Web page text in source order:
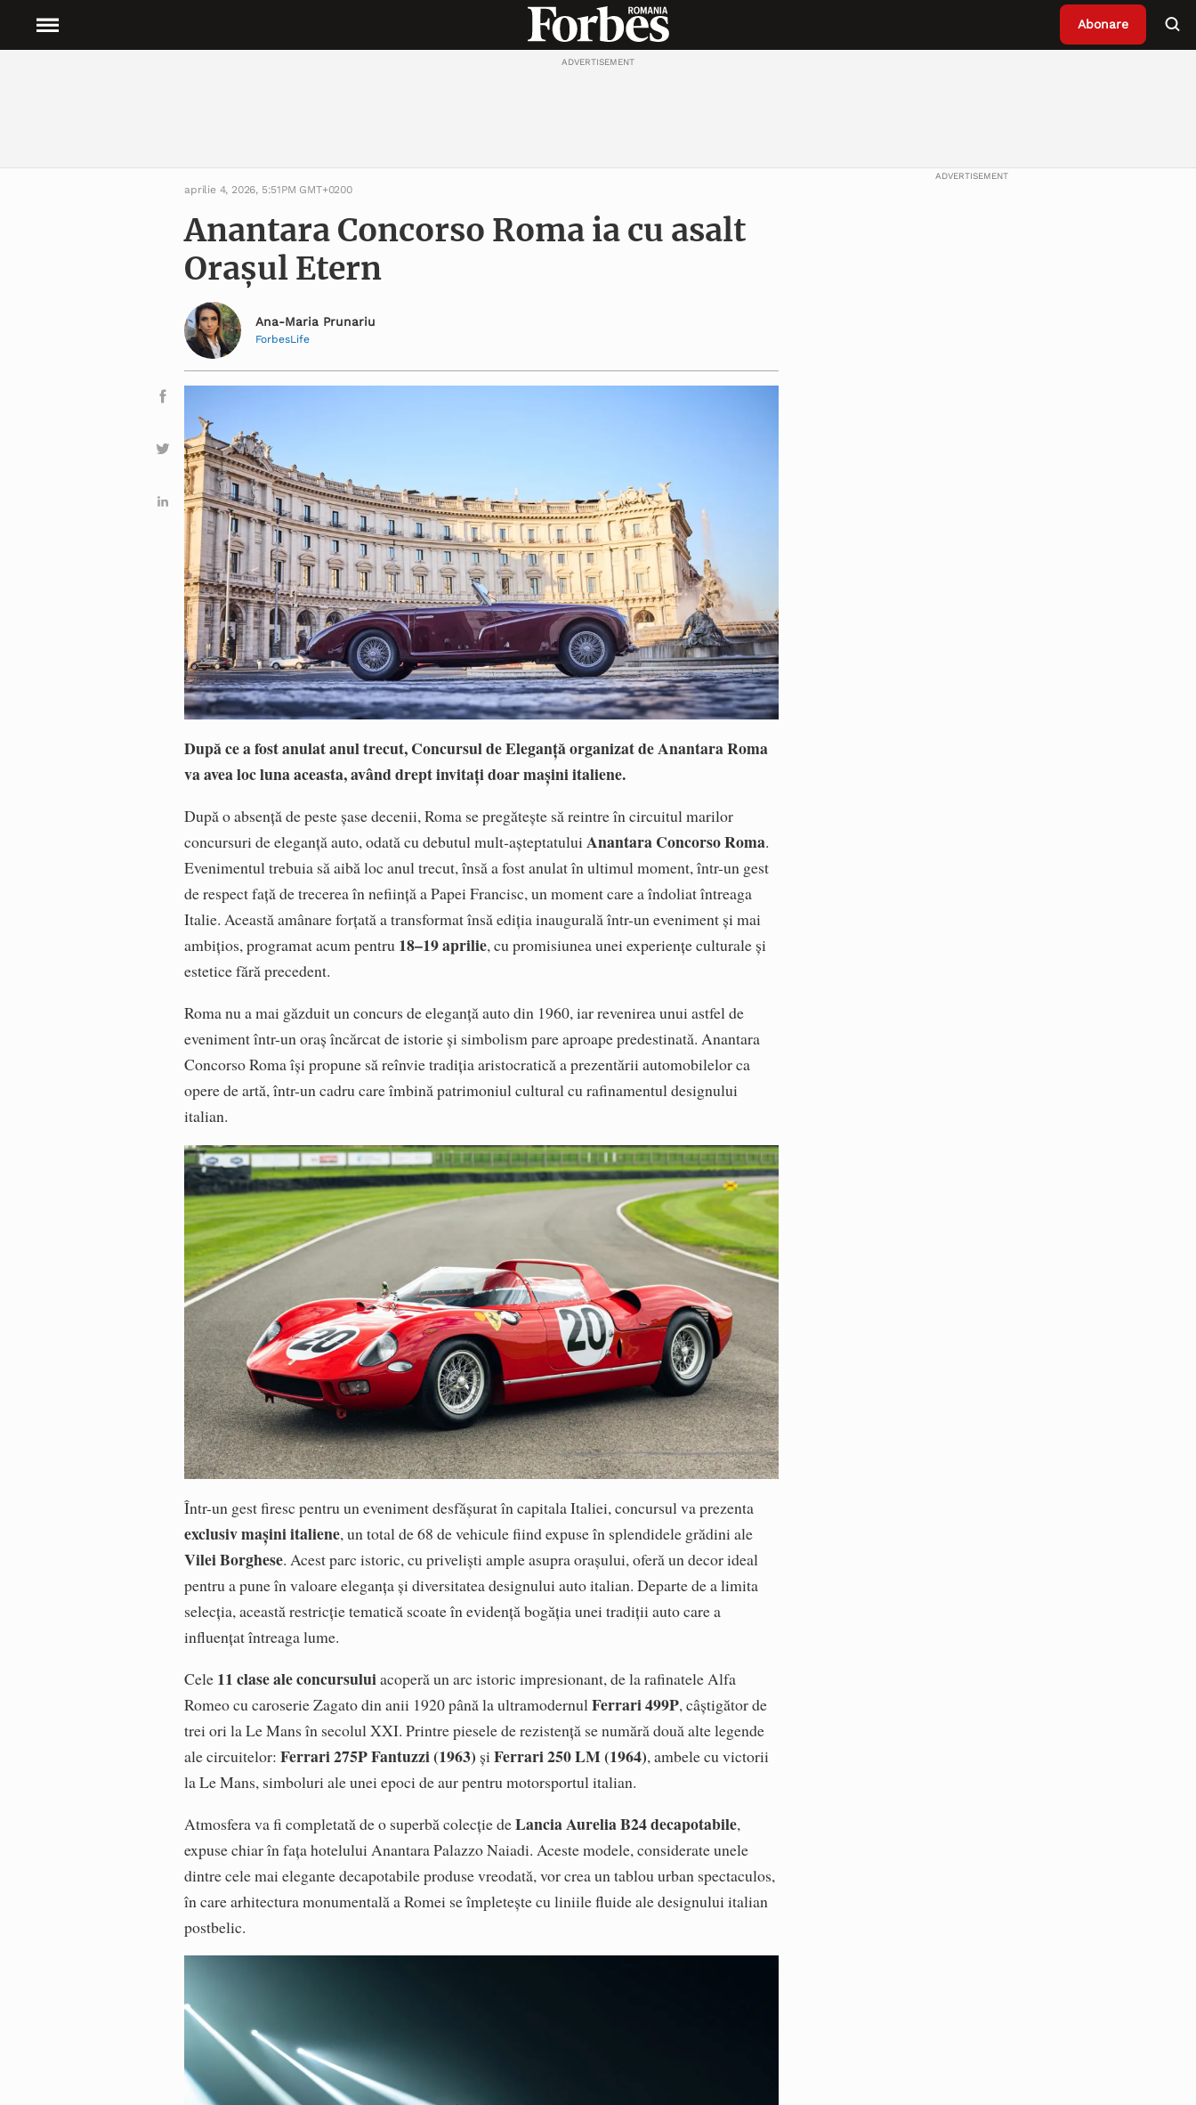
Abonare
ADVERTISEMENT
aprilie 4, 2026, 5:51PM GMT+0200
Anantara Concorso Roma ia cu asalt
Orașul Etern
Ana-Maria Prunariu
ForbesLife
După ce a fost anulat anul trecut, Concursul de Eleganță organizat de Anantara Roma
va avea loc luna aceasta, având drept invitați doar mașini italiene.
După o absență de peste șase decenii, Roma se pregătește să reintre în circuitul marilor
concursuri de eleganță auto, odată cu debutul mult‑așteptatuluiAnantara Concorso Roma.
Evenimentul trebuia să aibă loc anul trecut, însă a fost anulat în ultimul moment, într-un gest
de respect față de trecerea în neființă a Papei Francisc, un moment care a îndoliat întreaga
Italie. Această amânare forțată a transformat însă ediția inaugurală într-un eveniment și mai
ambițios, programat acum pentru 18–19 aprilie, cu promisiunea unei experiențe culturale și
estetice fără precedent.
Roma nu a mai găzduit un concurs de eleganță auto din 1960, iar revenirea unui astfel de
eveniment într-un oraș încărcat de istorie și simbolism pare aproape predestinată. Anantara
Concorso Roma își propune să reînvie tradiția aristocratică a prezentării automobilelor ca
opere de artă, într-un cadru care îmbină patrimoniul cultural cu rafinamentul designului
italian.
Într-un gest firesc pentru un eveniment desfășurat în capitala Italiei, concursul va prezenta
exclusiv mașini italiene, un total de 68 de vehicule fiind expuse în splendidele grădini ale
Vilei Borghese. Acest parc istoric, cu priveliști ample asupra orașului, oferă un decor ideal
pentru a pune în valoare eleganța și diversitatea designului auto italian. Departe de a limita
selecția, această restricție tematică scoate în evidență bogăția unei tradiții auto care a
influențat întreaga lume.
Cele 11 clase ale concursuluiacoperă un arc istoric impresionant, de la rafinatele Alfa
Romeo cu caroserie Zagato din anii 1920 până la ultramodernulFerrari 499P, câștigător de
trei ori la Le Mans în secolul XXI. Printre piesele de rezistență se numără două alte legende
ale circuitelor:Ferrari 275P Fantuzzi (1963) șiFerrari 250 LM (1964), ambele cu victorii
la Le Mans, simboluri ale unei epoci de aur pentru motorsportul italian.
Atmosfera va fi completată de o superbă colecție deLancia Aurelia B24 decapotabile,
expuse chiar în fața hotelului Anantara Palazzo Naiadi. Aceste modele, considerate unele
dintre cele mai elegante decapotabile produse vreodată, vor crea un tablou urban spectaculos,
în care arhitectura monumentală a Romei se împletește cu liniile fluide ale designului italian
postbelic.